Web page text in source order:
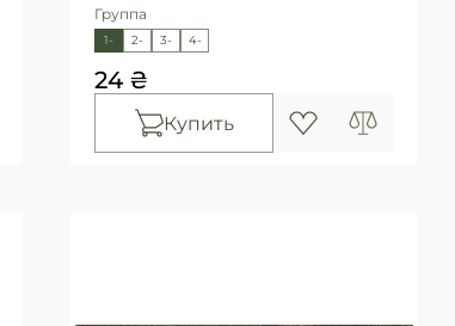
Группа
1- 2- 3- 4-
24 ₴
Купить